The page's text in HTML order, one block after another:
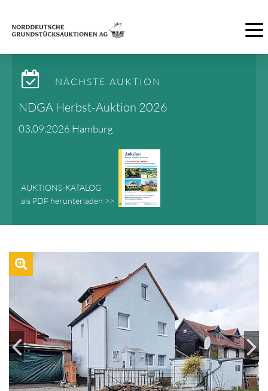
NÄCHSTE AUKTION
NDGA Herbst-Auktion 2026
03.09.2026 Hamburg
AUKTIONS-KATALOG
als PDF herunterladen >>